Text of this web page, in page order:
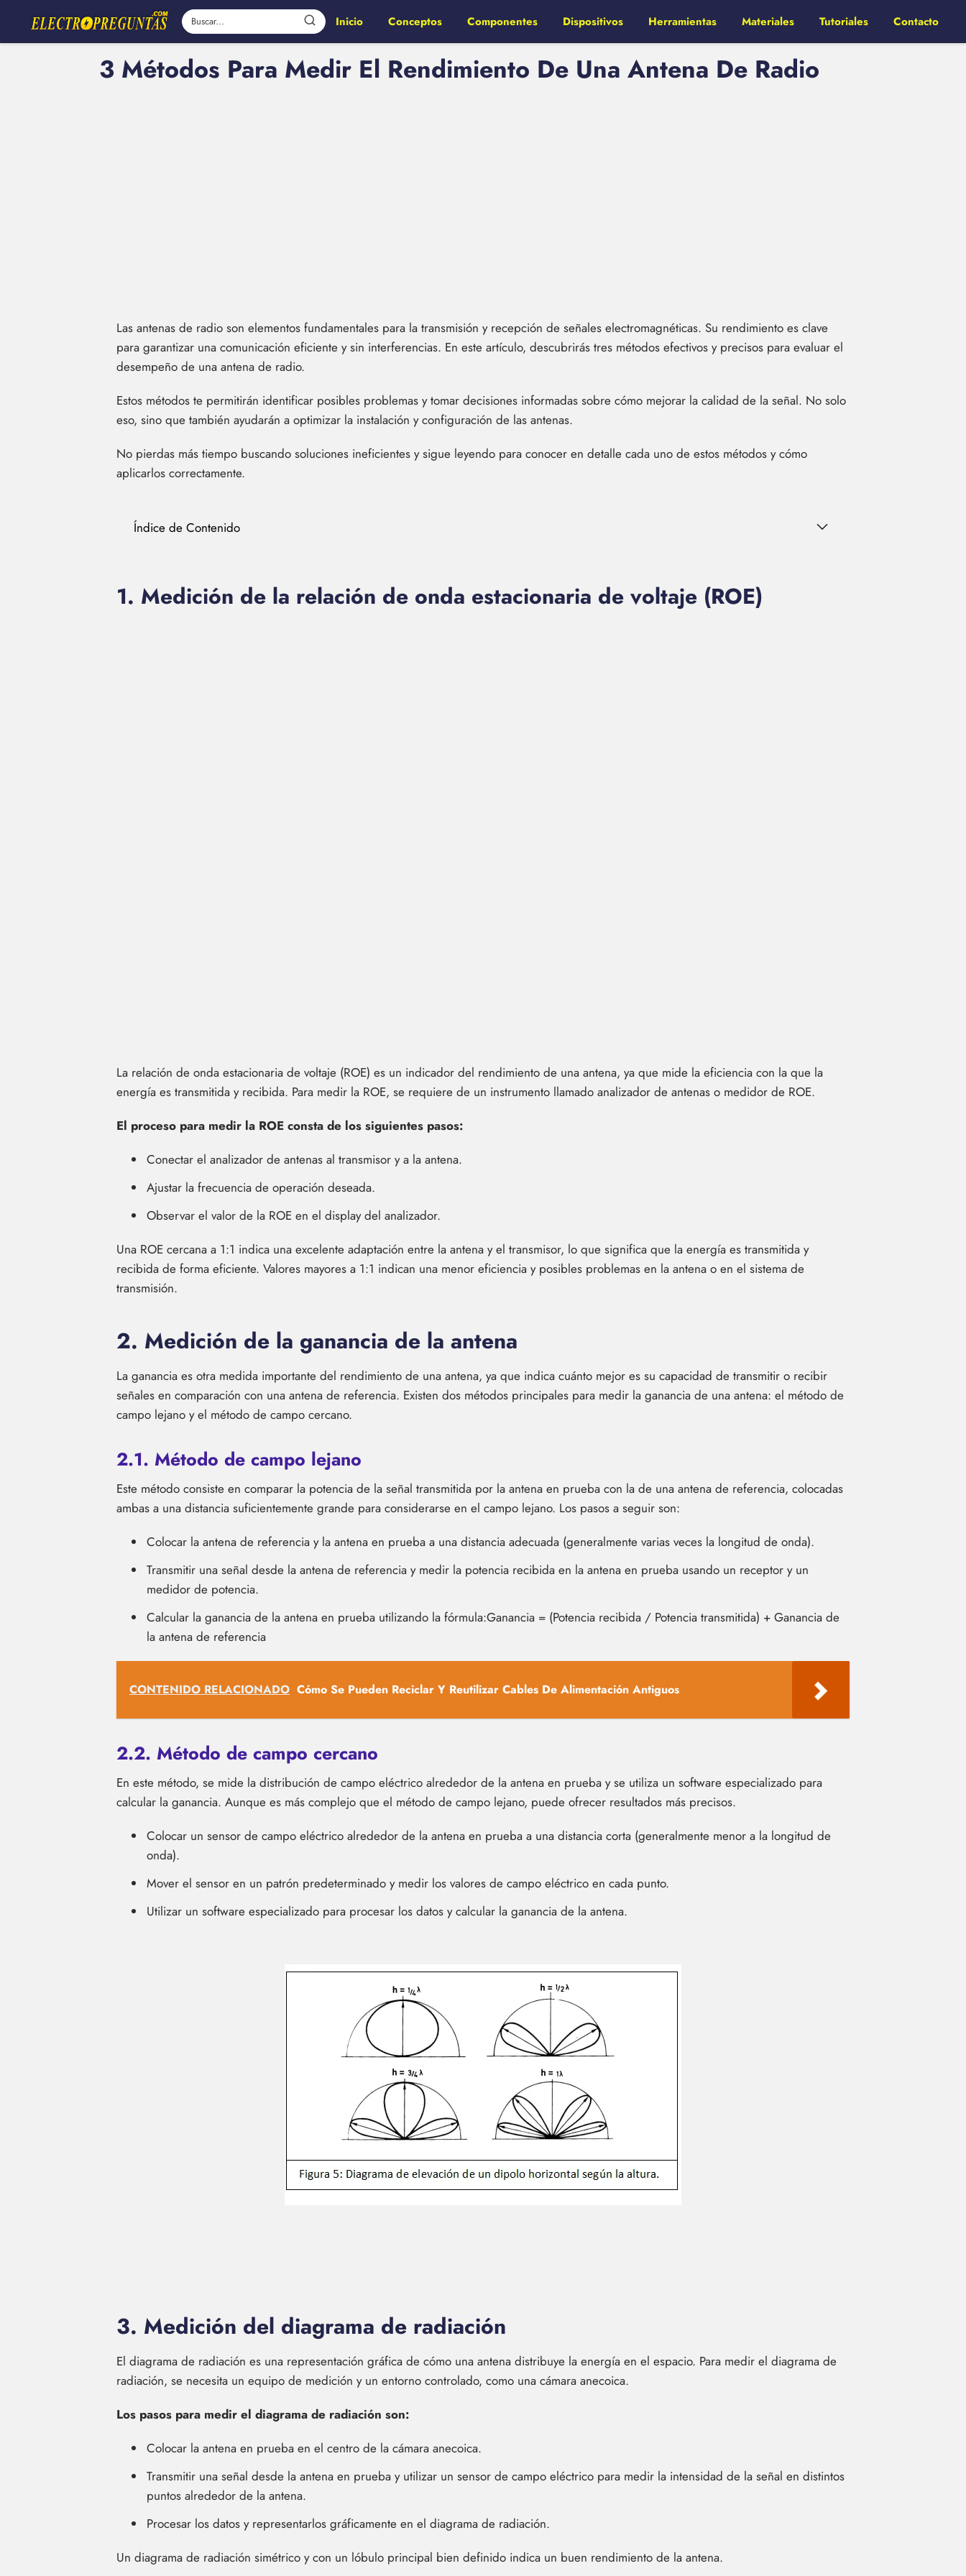
Inicio Conceptos Componentes Dispositivos Herramientas Materiales Tutoriales Contacto
3 Métodos Para Medir El Rendimiento De Una Antena De Radio
Las antenas de radio son elementos fundamentales para la transmisión y recepción de señales electromagnéticas. Su rendimiento es clave
para garantizar una comunicación eficiente y sin interferencias. En este artículo, descubrirás tres métodos efectivos y precisos para evaluar el
desempeño de una antena de radio.
Estos métodos te permitirán identificar posibles problemas y tomar decisiones informadas sobre cómo mejorar la calidad de la señal. No solo
eso, sino que también ayudarán a optimizar la instalación y configuración de las antenas.
No pierdas más tiempo buscando soluciones ineficientes y sigue leyendo para conocer en detalle cada uno de estos métodos y cómo
aplicarlos correctamente.
Índice de Contenido
1. Medición de la relación de onda estacionaria de voltaje (ROE)
La relación de onda estacionaria de voltaje (ROE) es un indicador del rendimiento de una antena, ya que mide la eficiencia con la que la
energía es transmitida y recibida. Para medir la ROE, se requiere de un instrumento llamado analizador de antenas o medidor de ROE.
El proceso para medir la ROE consta de los siguientes pasos:
Conectar el analizador de antenas al transmisor y a la antena.
Ajustar la frecuencia de operación deseada.
Observar el valor de la ROE en el display del analizador.
Una ROE cercana a 1:1 indica una excelente adaptación entre la antena y el transmisor, lo que significa que la energía es transmitida y
recibida de forma eficiente. Valores mayores a 1:1 indican una menor eficiencia y posibles problemas en la antena o en el sistema de
transmisión.
2. Medición de la ganancia de la antena
La ganancia es otra medida importante del rendimiento de una antena, ya que indica cuánto mejor es su capacidad de transmitir o recibir
señales en comparación con una antena de referencia. Existen dos métodos principales para medir la ganancia de una antena: el método de
campo lejano y el método de campo cercano.
2.1. Método de campo lejano
Este método consiste en comparar la potencia de la señal transmitida por la antena en prueba con la de una antena de referencia, colocadas
ambas a una distancia suficientemente grande para considerarse en el campo lejano. Los pasos a seguir son:
Colocar la antena de referencia y la antena en prueba a una distancia adecuada (generalmente varias veces la longitud de onda).
Transmitir una señal desde la antena de referencia y medir la potencia recibida en la antena en prueba usando un receptor y un
medidor de potencia.
Calcular la ganancia de la antena en prueba utilizando la fórmula:Ganancia = (Potencia recibida / Potencia transmitida) + Ganancia de
la antena de referencia
CONTENIDO RELACIONADO Cómo Se Pueden Reciclar Y Reutilizar Cables De Alimentación Antiguos
2.2. Método de campo cercano
En este método, se mide la distribución de campo eléctrico alrededor de la antena en prueba y se utiliza un software especializado para
calcular la ganancia. Aunque es más complejo que el método de campo lejano, puede ofrecer resultados más precisos.
Colocar un sensor de campo eléctrico alrededor de la antena en prueba a una distancia corta (generalmente menor a la longitud de
onda).
Mover el sensor en un patrón predeterminado y medir los valores de campo eléctrico en cada punto.
Utilizar un software especializado para procesar los datos y calcular la ganancia de la antena.
3. Medición del diagrama de radiación
El diagrama de radiación es una representación gráfica de cómo una antena distribuye la energía en el espacio. Para medir el diagrama de
radiación, se necesita un equipo de medición y un entorno controlado, como una cámara anecoica.
Los pasos para medir el diagrama de radiación son:
Colocar la antena en prueba en el centro de la cámara anecoica.
Transmitir una señal desde la antena en prueba y utilizar un sensor de campo eléctrico para medir la intensidad de la señal en distintos
puntos alrededor de la antena.
Procesar los datos y representarlos gráficamente en el diagrama de radiación.
Un diagrama de radiación simétrico y con un lóbulo principal bien definido indica un buen rendimiento de la antena.